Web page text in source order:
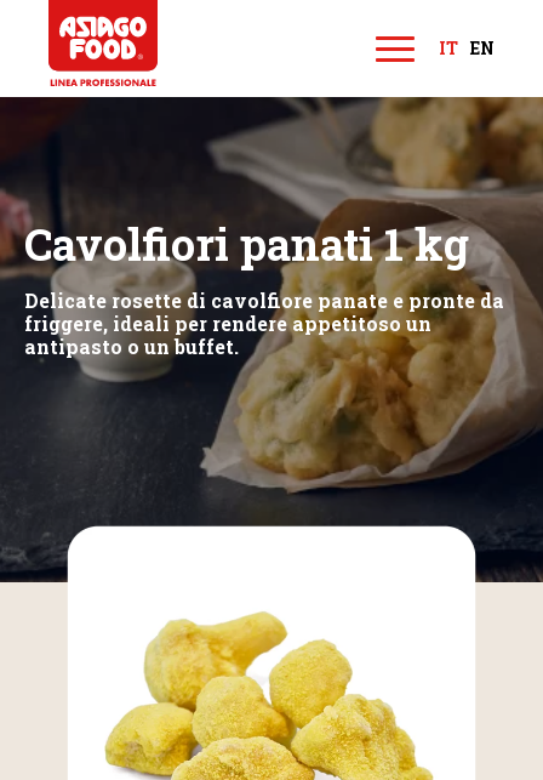
M
n
IT EN
Cavolfiori panati 1 kg
Delicate rosette di cavolfiore panate e pronte da
friggere, ideali per rendere appetitoso un
antipasto o un buffet.